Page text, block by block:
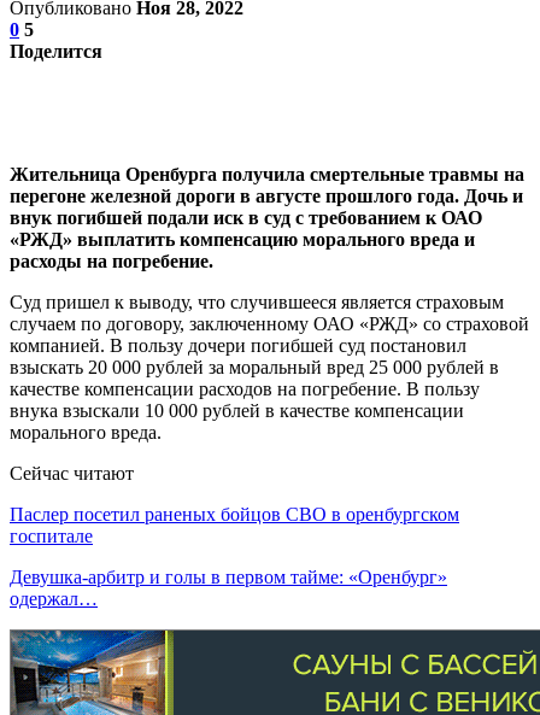
Опубликовано Ноя 28, 2022
0 5
Поделится
Жительница Оренбурга получила смертельные травмы на
перегоне железной дороги в августе прошлого года. Дочь и
внук погибшей подали иск в суд с требованием к ОАО
«РЖД» выплатить компенсацию морального вреда и
расходы на погребение.
Суд пришел к выводу, что случившееся является страховым
случаем по договору, заключенному ОАО «РЖД» со страховой
компанией. В пользу дочери погибшей суд постановил
взыскать 20 000 рублей за моральный вред 25 000 рублей в
качестве компенсации расходов на погребение. В пользу
внука взыскали 10 000 рублей в качестве компенсации
морального вреда.
Сейчас читают
Паслер посетил раненых бойцов СВО в оренбургском
госпитале
Девушка-арбитр и голы в первом тайме: «Оренбург»
одержал…